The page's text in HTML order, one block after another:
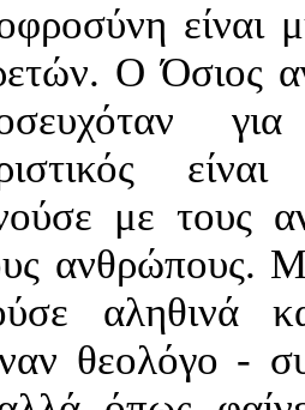
είναι
Ο Όσιος
με τους
ανθρώπους.
αληθινά
θεολόγο -